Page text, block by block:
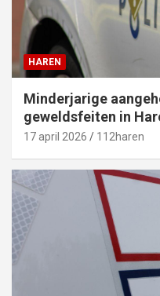
HAREN
Minderjarige
geweldsfeiten in
17 april 2026 112haren